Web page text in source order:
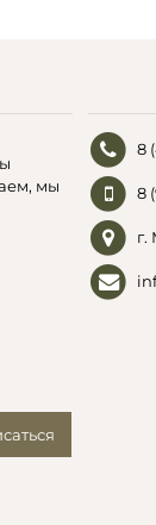
мы
8
8
г.